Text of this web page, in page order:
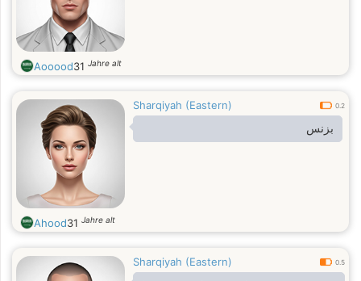
Aooood31 Jahre alt
Sharqiyah (Eastern) 0.2
بزنس
Ahood31 Jahre alt
Sharqiyah (Eastern) 0.5